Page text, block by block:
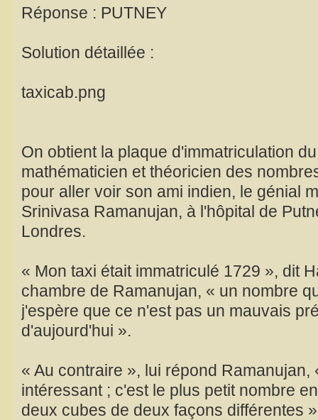
Réponse : PUTNEY
Solution détaillée :
taxicab.png
On obtient la plaque d'immatriculation
mathématicien et théoricien des
pour aller voir son ami indien, le génial
Srinivasa Ramanujan, à l'hôpital de
Londres.
« Mon taxi était immatriculé 1729 », dit
chambre de Ramanujan, « un nombre
j'espère que ce n'est pas un mauvais
d'aujourd'hui ».
« Au contraire », lui répond Ramanujan,
intéressant ; c'est le plus petit nombre
deux cubes de deux façons différentes